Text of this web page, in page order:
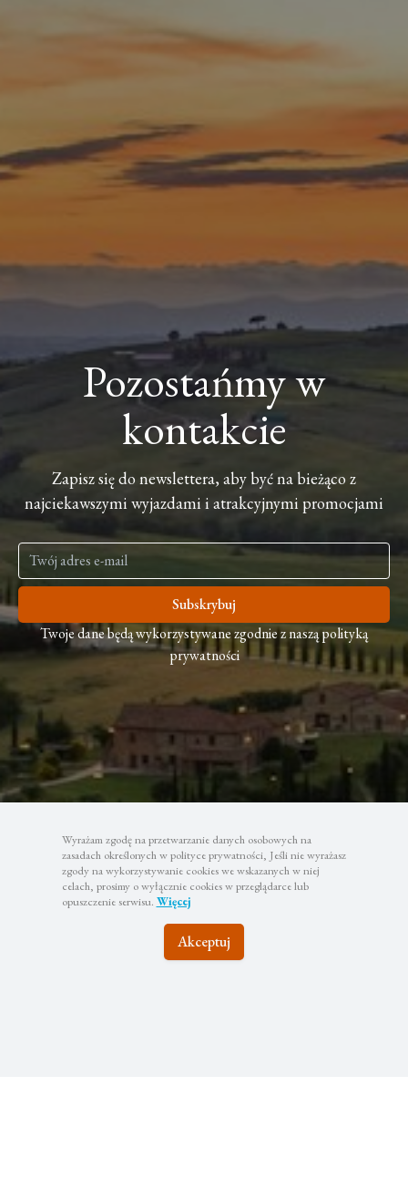
Wyrażam zgodę na przetwarzanie danych osobowych na
zasadach określonych w polityce prywatności, Jeśli nie wyrażasz
zgody na wykorzystywanie cookies we wskazanych w niej
celach, prosimy o wyłącznie cookies w przeglądarce lub
opuszczenie serwisu. Więcej
Akceptuj
Pozostańmy w
kontakcie
Zapisz się do newslettera, aby być na bieżąco z
najciekawszymi wyjazdami i atrakcyjnymi promocjami
Subskrybuj
Twoje dane będą wykorzystywane zgodnie z naszą polityką
prywatności